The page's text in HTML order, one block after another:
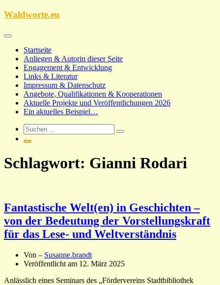
Zum
Waldworte.eu
Startseite
Anliegen & Autorin dieser Seite
Engagement & Entwicklung
Links & Literatur
Impressum & Datenschutz
Angebote, Qualifikationen & Kooperationen
Aktuelle Projekte und Veröffentlichungen 2026
Ein aktuelles Beispiel…
Schlagwort: Gianni Rodari
Fantastische Welt(en) in Geschichten –
von der Bedeutung der Vorstellungskraft
für das Lese- und Weltverständnis
Von – Susanne.brandt
Veröffentlicht am 12. März 2025
Anlässlich eines Seminars des „Fördervereins Stadtbibliothek